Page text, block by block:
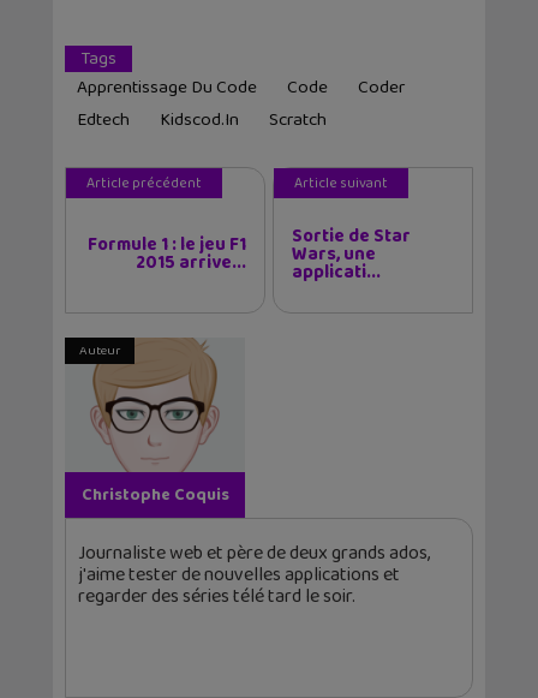
Tags
Apprentissage Du Code
Code
Coder
Edtech
Kidscod.in Scratch
Article précédent
Formule 1 : le jeu F1
2015 arrive...
Article suivant
Sortie de Star
Wars, une
applicati...
Auteur
Christophe Coquis
Journaliste web et père de deux grands ados,
j'aime tester de nouvelles applications et
regarder des séries télé tard le soir.